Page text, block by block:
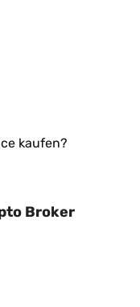
kaufen?
Broker